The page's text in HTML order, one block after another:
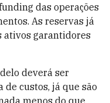
das operações
As reservas já
ativos garantidores
deverá ser
custos, já que são